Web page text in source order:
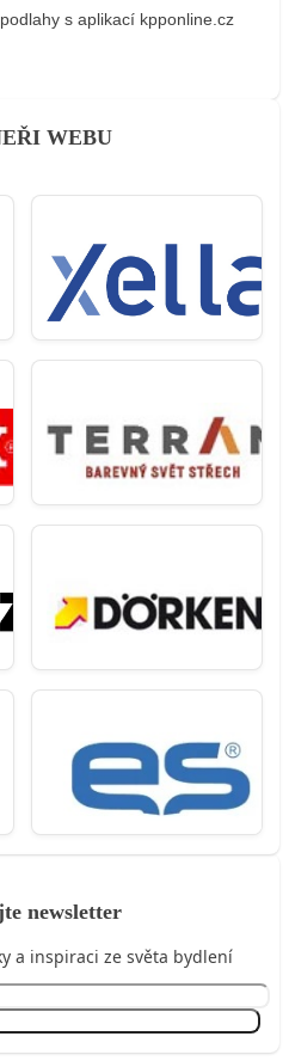
s aplikací kpponline.cz
WEBU
newsletter
a inspiraci ze světa bydlení